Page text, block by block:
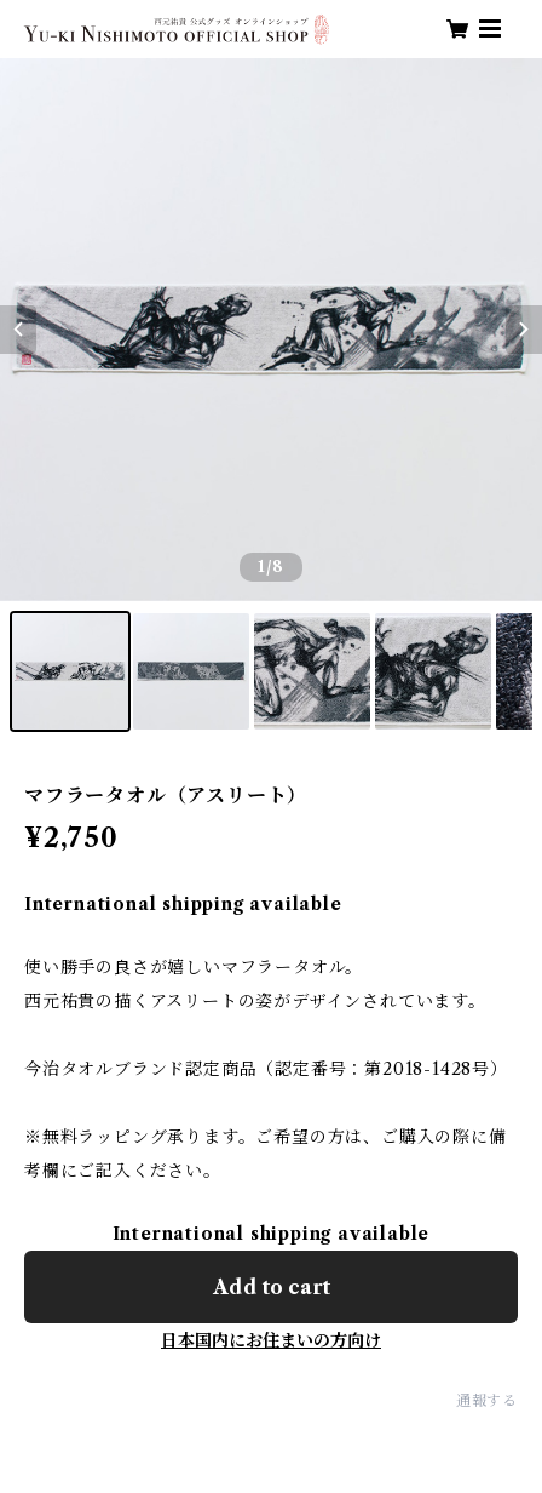
1 /8
マフラータオル（アスリート）
¥2,750
International shipping available
使い勝手の良さが嬉しいマフラータオル。
西元祐貴の描くアスリートの姿がデザインされています。
今治タオルブランド認定商品（認定番号：第2018-1428号）
※無料ラッピング承ります。ご希望の方は、ご購入の際に備
考欄にご記入ください。
International shipping available
Add to cart
日本国内にお住まいの方向け
通報する